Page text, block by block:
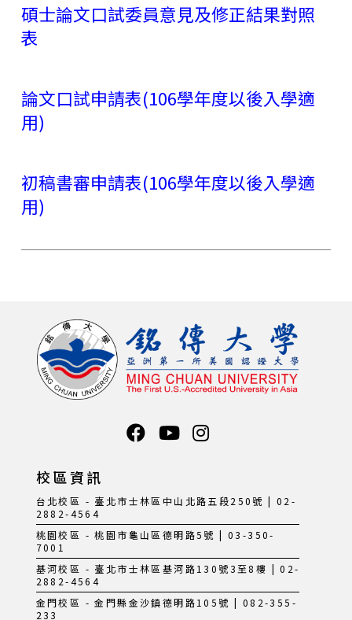
碩士論文口試委員意見及修正結果對照
表
論文口試申請表(106學年度以後入學適
用)
初稿書審申請表(106學年度以後入學適
用)
校區資訊
台北校區 - 臺北市士林區中山北路五段250號 | 02-
2882-4564
桃園校區 - 桃園市龜山區德明路5號 | 03-350-
7001
基河校區 - 臺北市士林區基河路130號3至8樓 | 02-
2882-4564
金門校區 - 金門縣金沙鎮德明路105號 | 082-355-
233